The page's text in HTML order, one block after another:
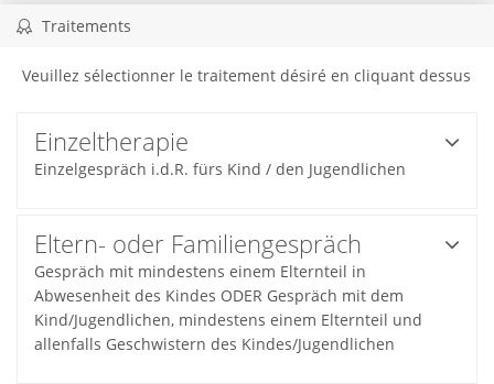
Traitements
Veuillez sélectionner le traitement désiré en cliquant dessus
Einzeltherapie
Einzelgespräch i.d.R. fürs Kind / den Jugendlichen
Eltern- oder Familiengespräch
Gespräch mit mindestens einem Elternteil in
Abwesenheit des Kindes ODER Gespräch mit dem
Kind/Jugendlichen, mindestens einem Elternteil und
allenfalls Geschwistern des Kindes/Jugendlichen